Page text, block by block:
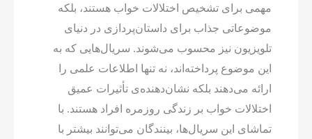
مهمی برای تشخیص اختلالات خواب هستند، بلکه
موضوعاتی جذاب برای داستان‌پردازی در دنیای
تلویزیون نیز محسوب می‌شوند. سریال‌هایی که به
این موضوع پرداخته‌اند، نه تنها اطلاعات علمی را
ارائه می‌دهند بلکه نشان‌دهنده‌ی تأثیرات عمیق
اختلالات خواب بر زندگی روزمره افراد هستند. با
تماشای این سریال‌ها، بینندگان می‌توانند بیشتر با